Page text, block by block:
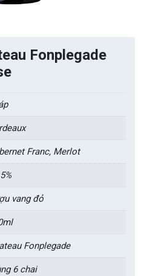
Fonplegade
Franc, Merlot
vang đỏ
Fonplegade
6 chai